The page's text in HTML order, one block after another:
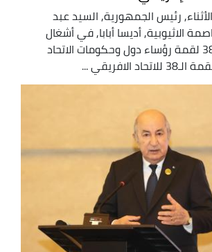
رئيس الجمهورية, السيد عبد
الاثيوبية, أديسا أبابا, في أشغال
الدورة العادية الـ38 لقمة رؤساء دول وحكومات الاتحاد
...